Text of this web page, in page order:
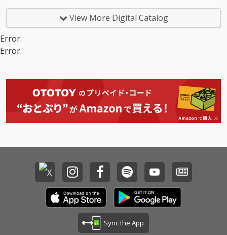
View More Digital Catalog
Error.
Error.
Sync the App